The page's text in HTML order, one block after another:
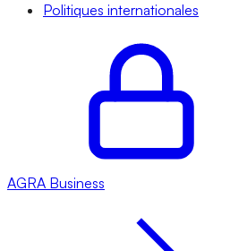
Politiques internationales
AGRA Business